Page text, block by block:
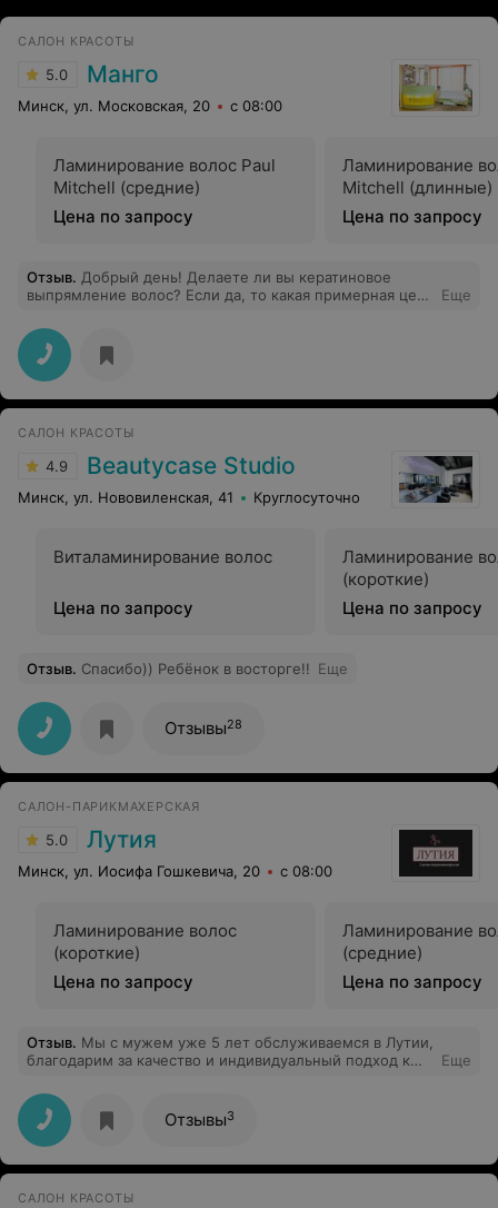
САЛОН КРАСОТЫ
5.0 Манго
Минск, ул. Московская, 20 с 08:00
Ламинирование волос Paul
Mitchell (средние)
Цена по запросу
Ламинирование
Mitchell (длинные)
Цена по запросу
Отзыв. Добрый день! Делаете ли вы кератиновое
выпрямление волос? Если да, то какая примерная цена
Еще
САЛОН КРАСОТЫ
4.9 Beautycase Studio
Минск, ул. Нововиленская, 41 Круглосуточно
Виталаминирование волос
Цена по запросу
Ламинирование
(короткие)
Цена по запросу
Отзыв. Спасибо)) Ребёнок в восторге!! Еще
Отзывы28
САЛОН-ПАРИКМАХЕРСКАЯ
5.0 Лутия
Минск, ул. Иосифа Гошкевича, 20 с 08:00
Ламинирование волос
(короткие)
Цена по запросу
Ламинирование
(средние)
Цена по запросу
Отзыв. Мы с мужем уже 5 лет обслуживаемся в Лутии,
благодарим за качество и индивидуальный подход к
скидки или акции.Большое спасибо!
Еще
Отзывы3
САЛОН КРАСОТЫ